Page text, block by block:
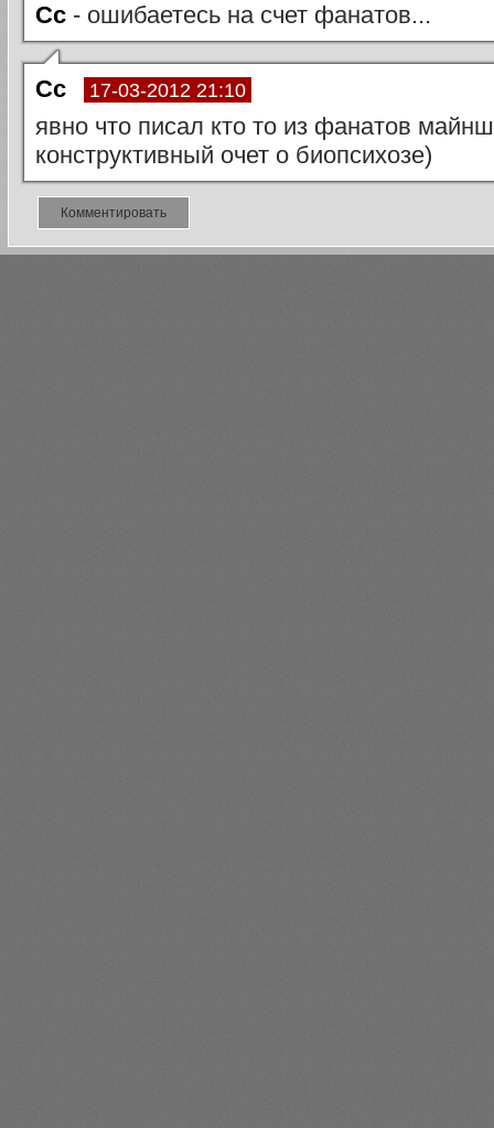
Сс - ошибаетесь на счет фанатов...
Сс 17-03-2012 21:10
явно что писал кто то из фанатов
конструктивный очет о биопсихозе)
Комментировать